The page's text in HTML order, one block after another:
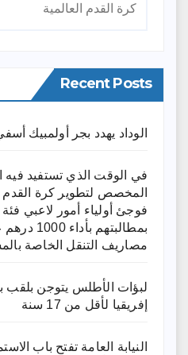
Recent Posts
الوداد يهدد بجر أولمبيك
في الوقت الذي تستفيد فيه
المخصص لتطوير كرة القدم
فوجئ أولياء أمور لاعبي فئة
مصاريف التنقل الخاصة
لبؤات الأطلس يتوجن بلقب
إفريقيا لأقل من 17 سنة
النيابة العامة تفتح باب